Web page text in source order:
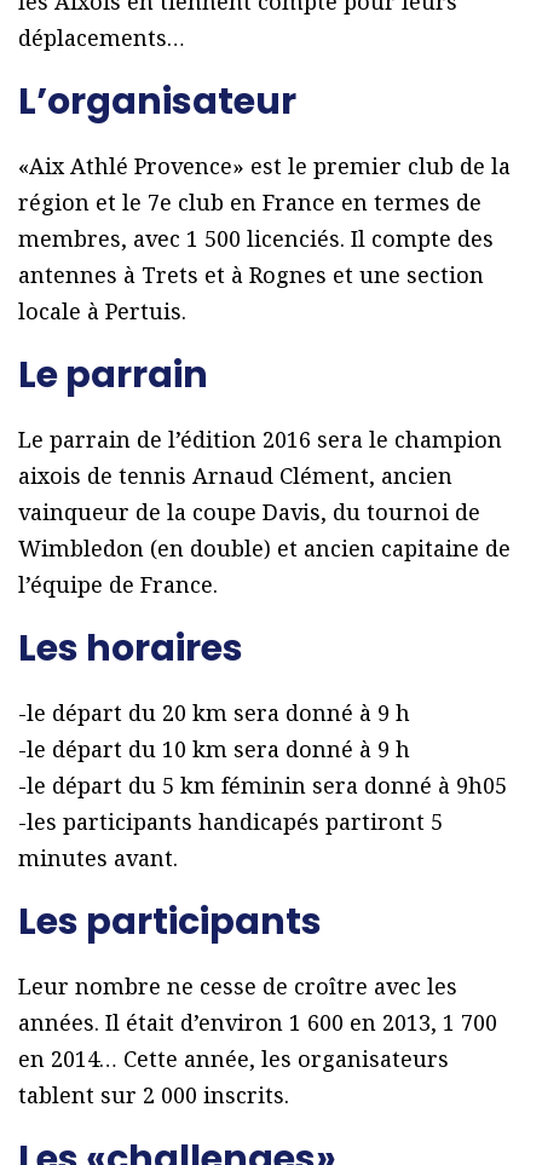
déplacements…
L’organisateur
«Aix Athlé Provence» est le premier club de la
région et le 7e club en France en termes de
membres, avec 1 500 licenciés. Il compte des
antennes à Trets et à Rognes et une section
locale à Pertuis.
Le parrain
Le parrain de l’édition 2016 sera le champion
aixois de tennis Arnaud Clément, ancien
vainqueur de la coupe Davis, du tournoi de
Wimbledon (en double) et ancien capitaine de
l’équipe de France.
Les horaires
-le départ du 20 km sera donné à 9 h
-le départ du 10 km sera donné à 9 h
-le départ du 5 km féminin sera donné à 9h05
-les participants handicapés partiront 5
minutes avant.
Les participants
Leur nombre ne cesse de croître avec les
années. Il était d’environ 1 600 en 2013, 1 700
en 2014… Cette année, les organisateurs
tablent sur 2 000 inscrits.